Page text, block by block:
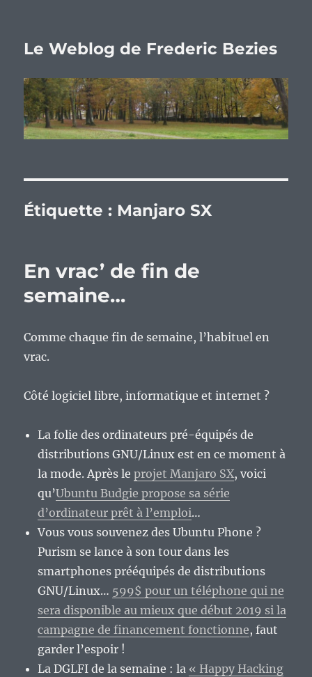
Le Weblog de Frederic Bezies
Étiquette : Manjaro SX
En vrac’ de fin de
semaine…
Comme chaque fin de semaine, l’habituel en
vrac.
Côté logiciel libre, informatique et internet ?
La folie des ordinateurs pré-équipés de
distributions GNU/Linux est en ce moment à
la mode. Après leprojet Manjaro SX, voici
qu’Ubuntu Budgie propose sa série
d’ordinateur prêt à l’emploi…
Vous vous souvenez des Ubuntu Phone ?
Purism se lance à son tour dans les
smartphones prééquipés de distributions
GNU/Linux… 599$ pour un téléphone qui ne
sera disponible au mieux que début 2019 si la
campagne de financement fonctionne, faut
garder l’espoir !
La DGLFI de la semaine : la « Happy Hacking